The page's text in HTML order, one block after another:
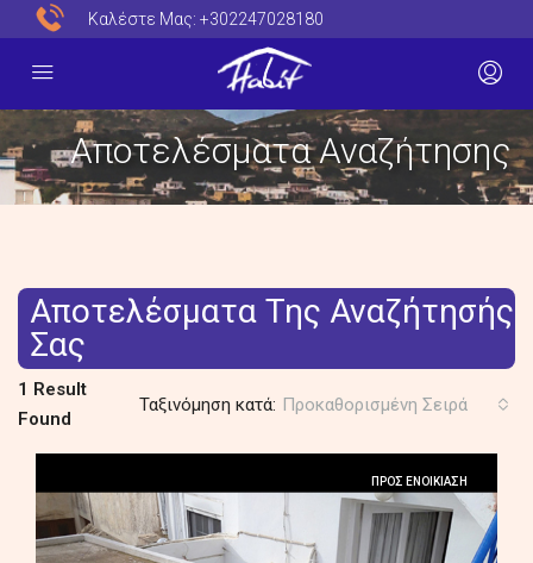
Καλέστε Μας: +302247028180
Αποτελέσματα Αναζήτησης
Αποτελέσματα Της Αναζήτησής
Σας
1 Result
Found
Ταξινόμηση κατά: Προκαθορισμένη Σειρά
ΠΡΟΣ ΕΝΟΙΚΊΑΣΗ